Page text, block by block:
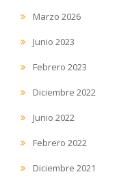
Marzo 2026
Junio 2023
Febrero 2023
Diciembre 2022
Junio 2022
Febrero 2022
Diciembre 2021